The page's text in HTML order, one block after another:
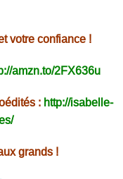
votre confiance !
amzn.to/2FX636u
: http://isabelle-
grands !